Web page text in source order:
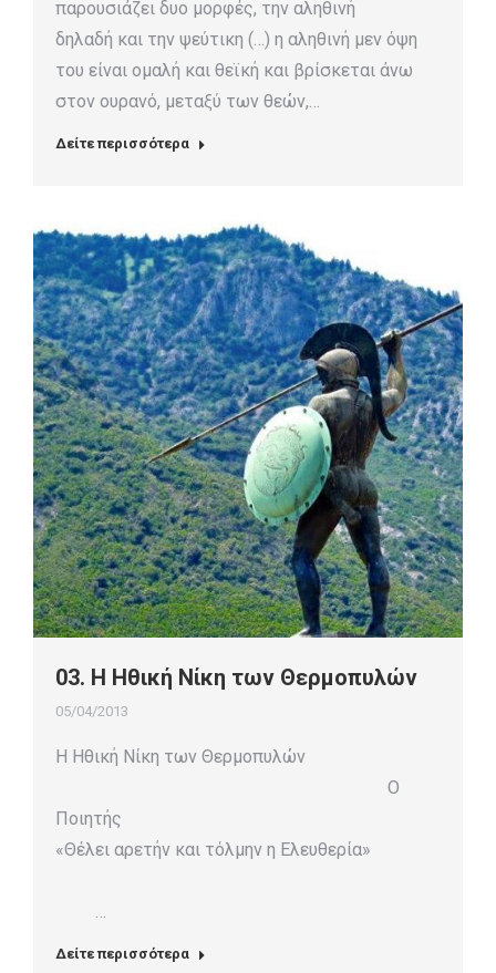
παρουσιάζει δυο μορφές, την αληθινή
δηλαδή και την ψεύτικη (…) η αληθινή μεν όψη
του είναι ομαλή και θεϊκή και βρίσκεται άνω
στον ουρανό, μεταξύ των θεών,…
Δείτε περισσότερα
03. Η Ηθική Νίκη των Θερμοπυλών
05/04/2013
Η Ηθική Νίκη των Θερμοπυλών
Ο
Ποιητής
«Θέλει αρετήν και τόλμην η Ελευθερία»
…
Δείτε περισσότερα